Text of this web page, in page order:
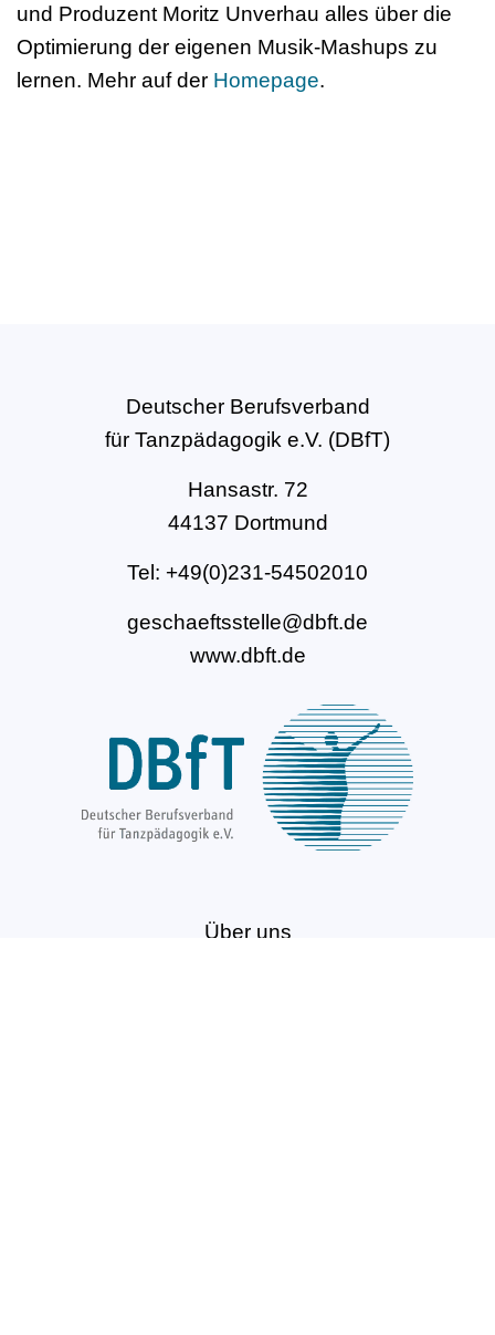
und Produzent Moritz Unverhau alles über die
Optimierung der eigenen Musik-Mashups zu
lernen. Mehr auf der Homepage.
Deutscher Berufsverband
für Tanzpädagogik e.V. (DBfT)
Hansastr. 72
44137 Dortmund
Tel: +49(0)231-54502010
geschaeftsstelle@dbft.de
www.dbft.de
Über uns